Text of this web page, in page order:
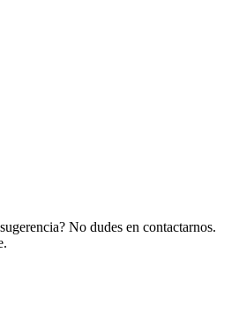
No dudes en contactarnos.